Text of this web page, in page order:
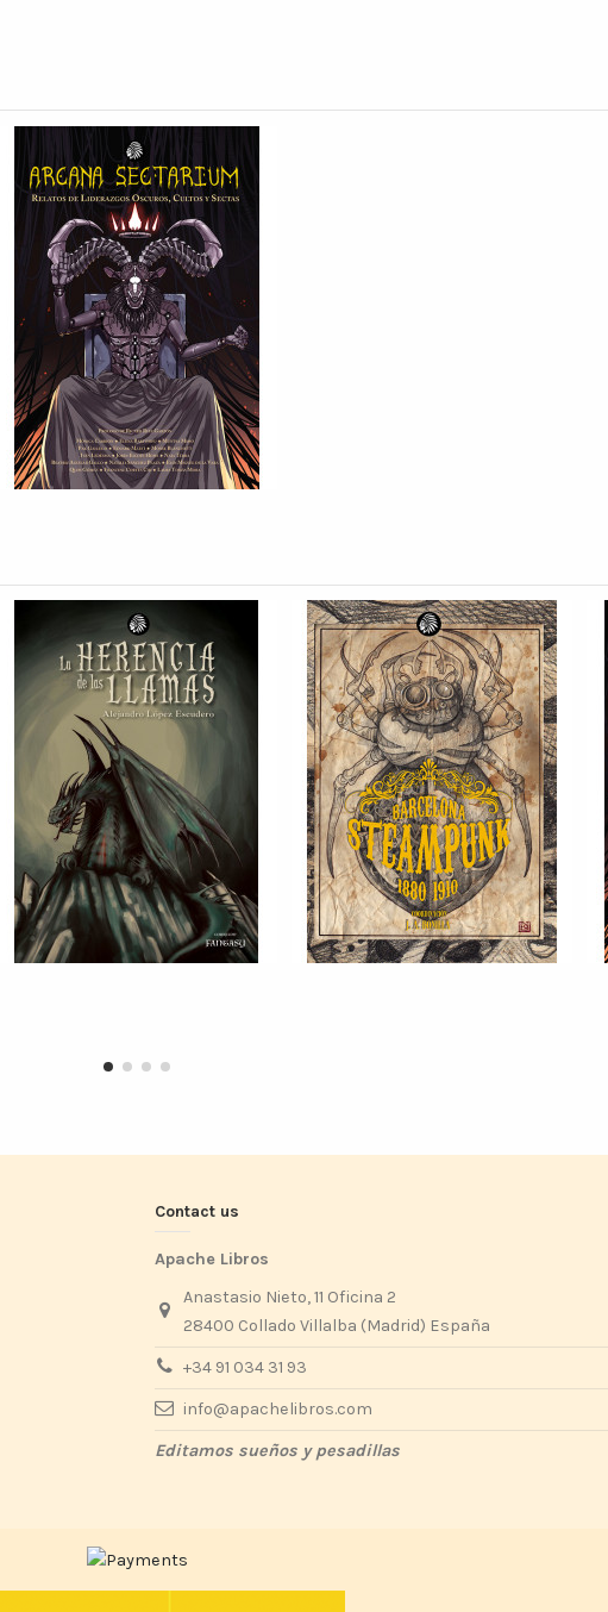
Contact us
Apache Libros
Anastasio Nieto, 11 Oficina 2
28400 Collado Villalba (Madrid) España
+34 91 034 31 93
info@apachelibros.com
Editamos sueños y pesadillas